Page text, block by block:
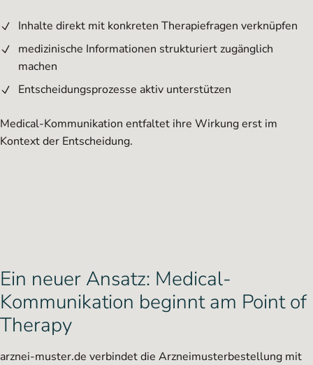
Inhalte direkt mit konkreten Therapiefragen verknüpfen
medizinische Informationen strukturiert zugänglich
machen
Entscheidungsprozesse aktiv unterstützen
Medical-Kommunikation entfaltet ihre Wirkung erst im
Kontext der Entscheidung.
Ein neuer Ansatz: Medical-
Kommunikation beginnt am Point of
Therapy
arznei-muster.de verbindet die Arzneimusterbestellung mit